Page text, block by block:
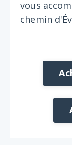
vous
chemin